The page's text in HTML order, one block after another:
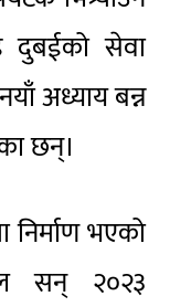
दुबईको सेवा
अध्याय बन्न
छन्।
निर्माण भएको
सन् २०२३